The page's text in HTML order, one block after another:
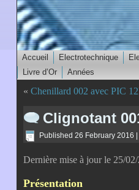
Accueil Electrotechnique
Livre d’Or
Années
« Chenillard 002 avec PIC
Clignotant
Published 26 February 2016
Dernière mise à jour le 25/
Présentation